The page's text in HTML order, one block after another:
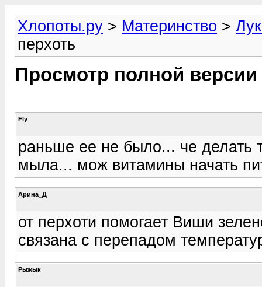
Хлопоты.ру > Материнство >
перхоть
Просмотр полной
Fly
раньше ее не было... че делать
мыла... мож витамины начать
Арина_Д
от перхоти помогает Виши
связана с перепадом
Рыжык